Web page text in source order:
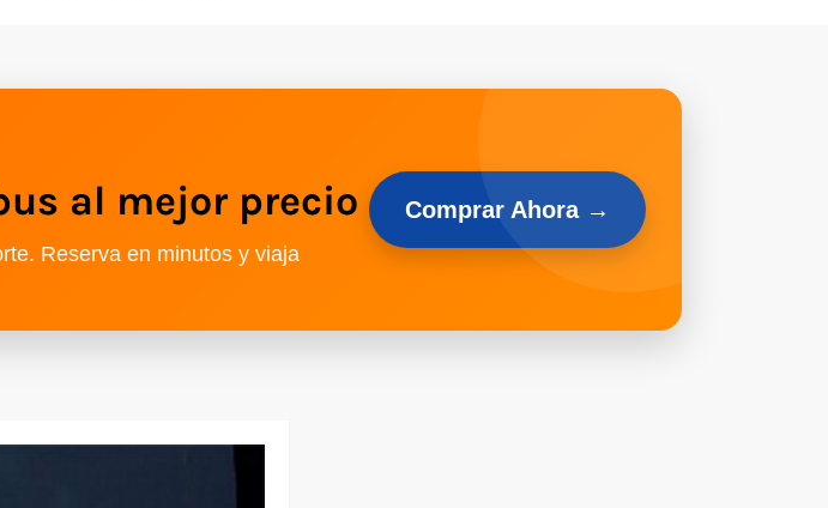
al mejor precio
Reserva en minutos y viaja
Comprar Ahora →